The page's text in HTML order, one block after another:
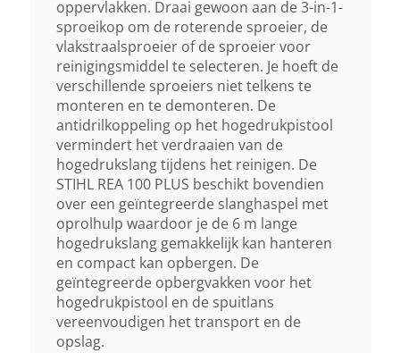
oppervlakken. Draai gewoon aan de 3-in-1-
sproeikop om de roterende sproeier, de
vlakstraalsproeier of de sproeier voor
reinigingsmiddel te selecteren. Je hoeft de
verschillende sproeiers niet telkens te
monteren en te demonteren. De
antidrilkoppeling op het hogedrukpistool
vermindert het verdraaien van de
hogedrukslang tijdens het reinigen. De
STIHL REA 100 PLUS beschikt bovendien
over een geïntegreerde slanghaspel met
oprolhulp waardoor je de 6 m lange
hogedrukslang gemakkelijk kan hanteren
en compact kan opbergen. De
geïntegreerde opbergvakken voor het
hogedrukpistool en de spuitlans
vereenvoudigen het transport en de
opslag.
Autonomie Met Ap 200 S
12 Min
Autonomie Met Ap 300
12 Min
Autonomie 1 Met Ap 300 S
14 Min
Autonomie Met Ap 500 S
17 Min